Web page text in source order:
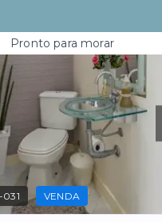
Pronto para morar
VENDA